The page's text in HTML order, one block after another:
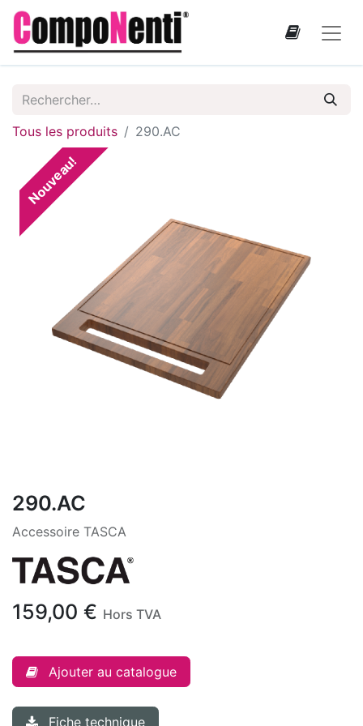
Tous les produits 290.AC
Nouveau!
290.AC
Accessoire TASCA
159,00 € Hors TVA
Ajouter au catalogue
Fiche technique